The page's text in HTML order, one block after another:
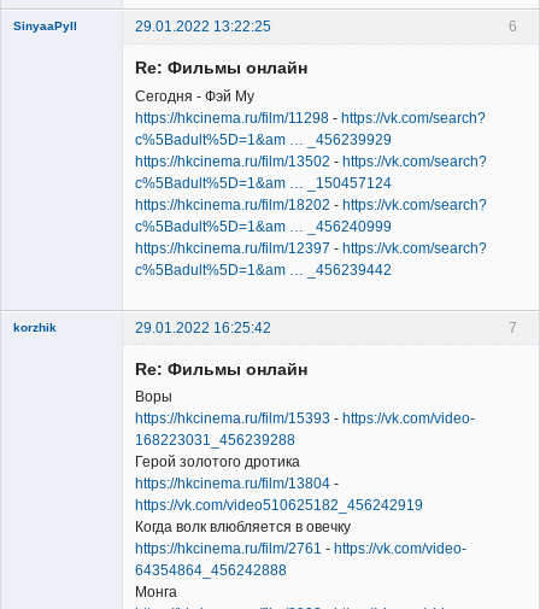
6
SinyaaPyll 29.01.2022 13:22:25
Re: Фильмы онлайн
Сегодня - Фэй Му
https://hkcinema.ru/film/11298 - https://vk.com/search?
c%5Badult%5D=1&am … _456239929
https://hkcinema.ru/film/13502 - https://vk.com/search?
c%5Badult%5D=1&am … _150457124
https://hkcinema.ru/film/18202 - https://vk.com/search?
c%5Badult%5D=1&am … _456240999
https://hkcinema.ru/film/12397 - https://vk.com/search?
c%5Badult%5D=1&am … _456239442
7
korzhik 29.01.2022 16:25:42
Re: Фильмы онлайн
Воры
https://hkcinema.ru/film/15393 - https://vk.com/video-
168223031_456239288
Герой золотого дротика
https://hkcinema.ru/film/13804 -
https://vk.com/video510625182_456242919
Когда волк влюбляется в овечку
https://hkcinema.ru/film/2761 - https://vk.com/video-
64354864_456242888
Монга